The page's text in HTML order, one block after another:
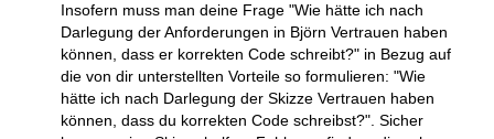
Insofern muss man deine Frage "Wie hätte ich nach
Darlegung der Anforderungen in Björn Vertrauen haben
können, dass er korrekten Code schreibt?" in Bezug auf
die von dir unterstellten Vorteile so formulieren: "Wie
hätte ich nach Darlegung der Skizze Vertrauen haben
können, dass du korrekten Code schreibst?". Sicher